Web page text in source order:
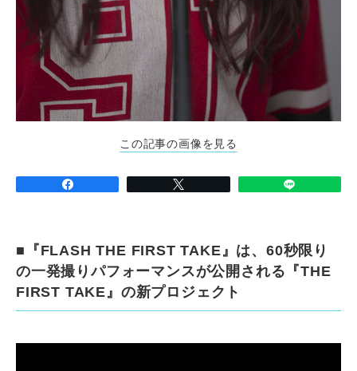
この記事の画像を見る
■『FLASH THE FIRST TAKE』は、60秒限り
の一発撮りパフォーマンスが公開される『THE
FIRST TAKE』の新プロジェクト